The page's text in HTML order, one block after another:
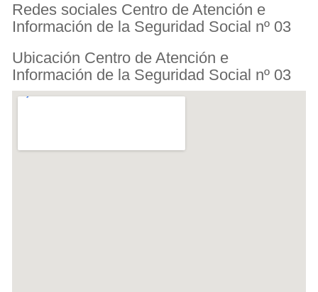
Redes sociales Centro de Atención e
Información de la Seguridad Social nº 03
Ubicación Centro de Atención e
Información de la Seguridad Social nº 03